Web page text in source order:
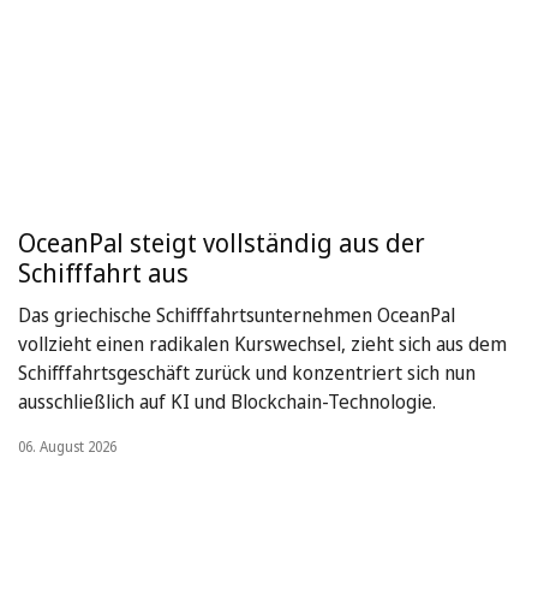
OceanPal steigt vollständig aus der
Schifffahrt aus
Das griechische Schifffahrtsunternehmen OceanPal
vollzieht einen radikalen Kurswechsel, zieht sich aus dem
Schifffahrtsgeschäft zurück und konzentriert sich nun
ausschließlich auf KI und Blockchain-Technologie.
06. August 2026